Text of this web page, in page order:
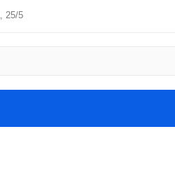
25/5